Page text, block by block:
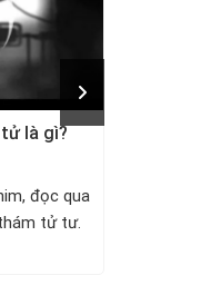
là gì?
đọc qua
tử tư.